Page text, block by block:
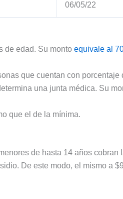
06/05/22
de edad. Su monto equivale al
que cuentan con porcentaje
una junta médica. Su
que el de la mínima.
de hasta 14 años cobran
De este modo, el mismo a